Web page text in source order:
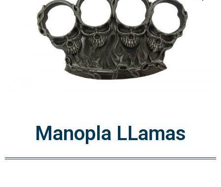
Manopla LLamas